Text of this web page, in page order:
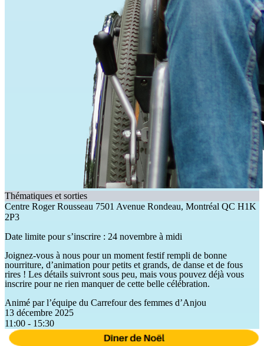
Thématiques et sorties
Centre Roger Rousseau 7501 Avenue Rondeau, Montréal QC H1K
2P3
Date limite pour s’inscrire : 24 novembre à midi
Joignez-vous à nous pour un moment festif rempli de bonne
nourriture, d’animation pour petits et grands, de danse et de fous
rires ! Les détails suivront sous peu, mais vous pouvez déjà vous
inscrire pour ne rien manquer de cette belle célébration.
Animé par l’équipe du Carrefour des femmes d’Anjou
13 décembre 2025
11:00 - 15:30